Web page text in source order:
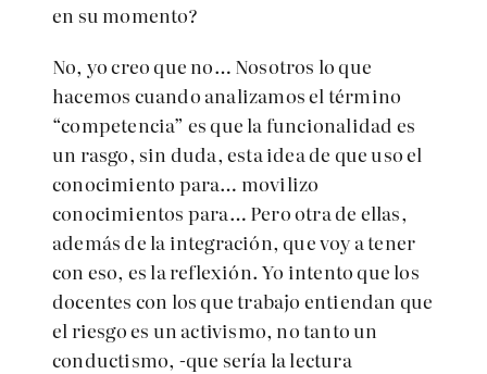
en su momento?
No, yo creo que no… Nosotros lo que
hacemos cuando analizamos el término
“competencia” es que la funcionalidad es
un rasgo, sin duda, esta idea de que uso el
conocimiento para… movilizo
conocimientos para… Pero otra de ellas,
además de la integración, que voy a tener
con eso, es la reflexión. Yo intento que los
docentes con los que trabajo entiendan que
el riesgo es un activismo, no tanto un
conductismo, -que sería la lectura